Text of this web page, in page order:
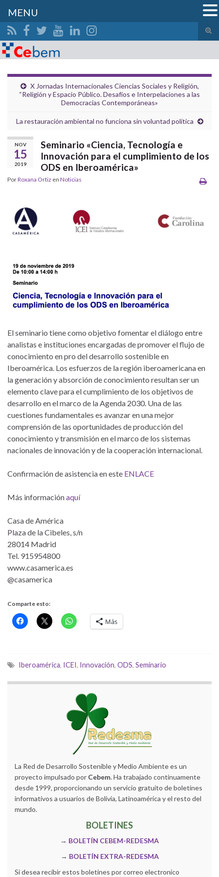
el
Search for:
X Jornadas Internacionales Ciencias Sociales y Religión,
“Religión y Espacio Público. Desafíos e Interpelaciones a las
Democracias Contemporáneas»
La restauración ambiental no funciona sin voluntad política
NOV
15
2019
Seminario «Ciencia, Tecnología e
Innovación para el cumplimiento de los
ODS en Iberoamérica»
PorRoxana Ortiz en Noticias
El seminario tiene como objetivo fomentar el diálogo entre
analistas e instituciones encargadas de promover el flujo de
conocimiento en pro del desarrollo sostenible en
Iberoamérica. Los esfuerzos de la región iberoamericana en
la generación y absorción de conocimiento resultan ser un
elemento clave para el cumplimiento de los objetivos de
desarrollo en el marco de la Agenda 2030. Una de las
cuestiones fundamentales es avanzar en una mejor
comprensión de las oportunidades de producción del
conocimiento y transmisión en el marco de los sistemas
nacionales de innovación y de la cooperación internacional.
Confirmación de asistencia en este ENLACE
Más informaciónaquí
Casa de América
Plaza de la Cibeles, s/n
28014 Madrid
Tel. 915954800
www.casamerica.es
@casamerica
Comparte esto:
Más
Iberoamérica, ICEI, Innovación, ODS, Seminario
La Red de Desarrollo Sostenible y Medio Ambiente es un
proyecto impulsado por Cebem. Ha trabajado continuamente
desde 1999, proporcionando un servicio gratuito de boletines
informativos a usuarios de Bolivia, Latinoamérica y el resto del
mundo.
BOLETINES
→ BOLETÍN CEBEM-REDESMA
→ BOLETÍN EXTRA-REDESMA
Si desea recibir estos boletines por correo electronico
MENU